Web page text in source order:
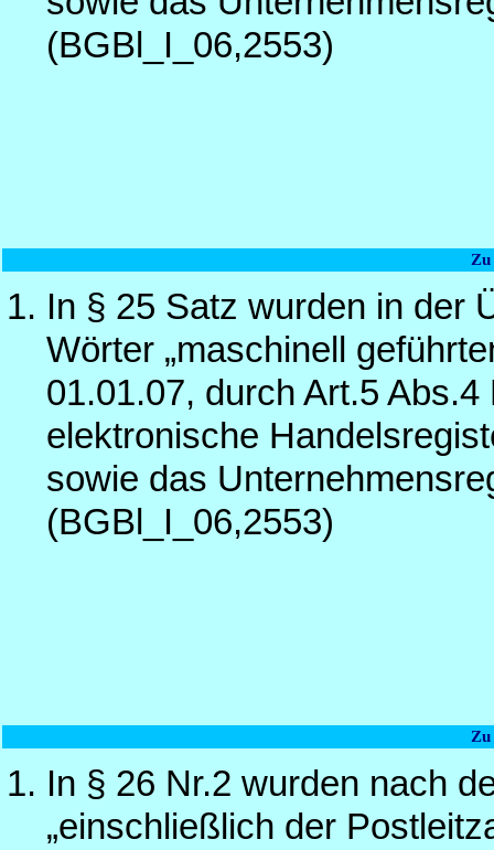
(BGBl_I_06,2553)
In § 25 Satz wurden in der
Wörter „maschinell
01.01.07, durch Art.5
elektronische
sowie das
(BGBl_I_06,2553)
In § 26 Nr.2 wurden nach
„einschließlich der